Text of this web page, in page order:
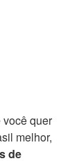
quer
melhor,
de